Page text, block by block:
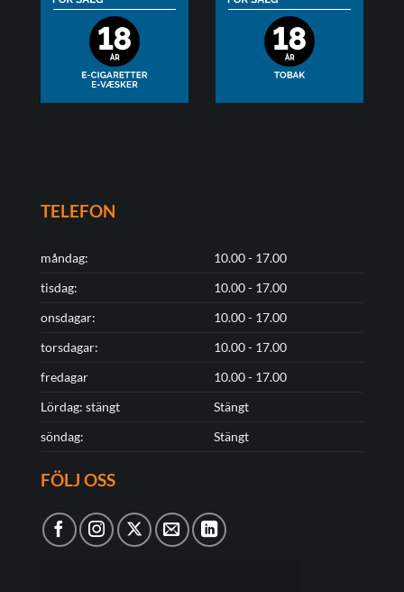
TELEFON
måndag:
10.00 - 17.00
tisdag:
10.00 - 17.00
onsdagar:
10.00 - 17.00
torsdagar:
10.00 - 17.00
fredagar
10.00 - 17.00
Lördag: stängt
Stängt
söndag:
Stängt
FÖLJ OSS